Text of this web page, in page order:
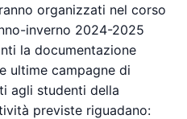
organizzati nel corso
inverno 2024-2025
la documentazione
ultime campagne di
agli studenti della
previste riguadano: